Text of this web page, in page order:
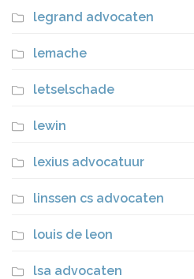
legrand advocaten
lemache
letselschade
lewin
lexius advocatuur
linssen cs advocaten
louis de leon
lsa advocaten